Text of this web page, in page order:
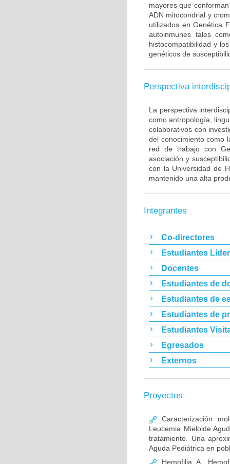
mayores que
ADN mitocondrial y
utilizados en Genética
autoinmunes tales
histocompatibilidad y
genéticos de
Perspectiva
La perspectiva
como antropología,
colaborativos con
del conocimiento como
red de trabajo con
asociación y
con la Universidad de
mantenido una alta
Integrantes
Co-directores
Estudiantes
Docentes
Estudiantes de
Estudiantes de
Estudiantes de
Estudiantes
Egresados
Externos
Proyectos
Caracterización
Leucemia Mieloide
tratamiento. Una
Aguda Pediátrica en
Hemofilia A,